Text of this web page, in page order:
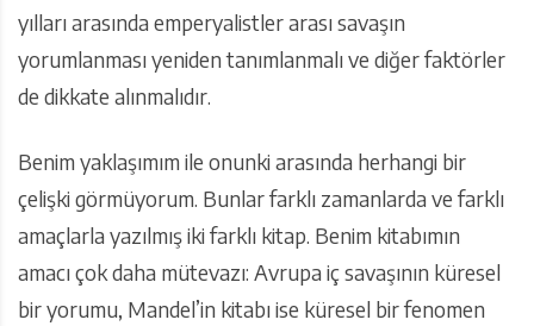
yılları arasında emperyalistler arası savaşın
yorumlanması yeniden tanımlanmalı ve diğer faktörler
de dikkate alınmalıdır.
Benim yaklaşımım ile onunki arasında herhangi bir
çelişki görmüyorum. Bunlar farklı zamanlarda ve farklı
amaçlarla yazılmış iki farklı kitap. Benim kitabımın
amacı çok daha mütevazı: Avrupa iç savaşının küresel
bir yorumu, Mandel’in kitabı ise küresel bir fenomen